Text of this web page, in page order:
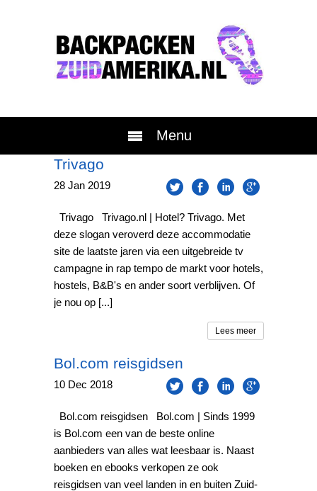
Menu
Trivago
28 Jan 2019
Trivago Trivago.nl | Hotel? Trivago. Met
deze slogan veroverd deze accommodatie
site de laatste jaren via een uitgebreide tv
campagne in rap tempo de markt voor hotels,
hostels, B&B's en ander soort verblijven. Of
je nou op [...]
Lees meer
Bol.com reisgidsen
10 Dec 2018
Bol.com reisgidsen Bol.com | Sinds 1999
is Bol.com een van de beste online
aanbieders van alles wat leesbaar is. Naast
boeken en ebooks verkopen ze ook
reisgidsen van veel landen in en buiten Zuid-